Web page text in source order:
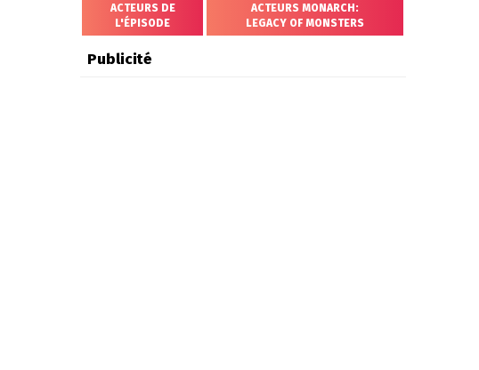
ACTEURS DE
L'ÉPISODE
ACTEURS MONARCH:
LEGACY OF MONSTERS
Publicité